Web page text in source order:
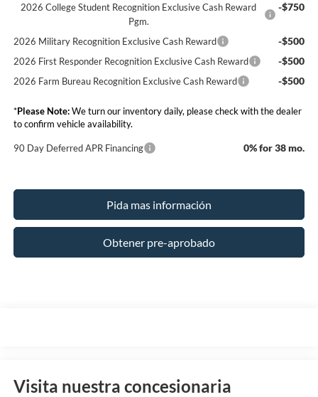
2026 College Student Recognition Exclusive Cash Reward
Pgm.
-$750
2026 Military Recognition Exclusive Cash Reward -$500
2026 First Responder Recognition Exclusive Cash Reward -$500
2026 Farm Bureau Recognition Exclusive Cash Reward -$500
*Please Note:We turn our inventory daily, please check with the dealer
to confirm vehicle availability.
90 Day Deferred APR Financing 0% for 38 mo.
Pida mas información
Obtener pre-aprobado
Visita nuestra concesionaria